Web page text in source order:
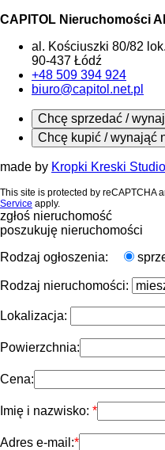
CAPITOL Nieruchomości
al. Kościuszki 80/82
90-437 Łódź
+48 509 394 924
biuro@capitol.net.pl
Chcę sprzedać /
Chcę kupić / wynająć
made by Kropki Kreski Studio
This site is protected by reCAPTCHA
Service apply.
zgłoś nieruchomość
poszukuję nieruchomości
Rodzaj ogłoszenia:
Rodzaj nieruchomości:
Lokalizacja:
Powierzchnia:
Cena:
Imię i nazwisko:
Adres e-mail: